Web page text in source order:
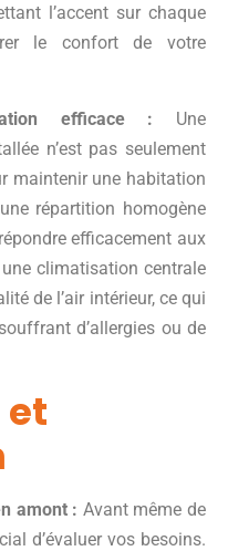
l’accent sur chaque
le confort de votre
efficace : Une
n’est pas seulement
maintenir une habitation
répartition homogène
efficacement aux
climatisation centrale
de l’air intérieur, ce qui
d’allergies ou de
et
amont : Avant même de
d’évaluer vos besoins.